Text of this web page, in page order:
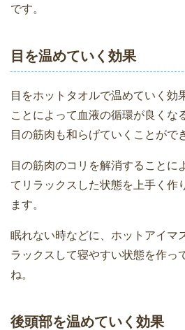
です。
目を温めていく効果
目をホットタオルで温めていく効
ことによって血液の循環が良くな
目の筋肉も和らげていくことがで
目の筋肉のコリを解消することに
てリラックスした状態を上手く作
ます。
眠れない時などに、ホットアイマ
ラックスして寝やすい状態を作っ
ね。
後頭部を温めていく効果